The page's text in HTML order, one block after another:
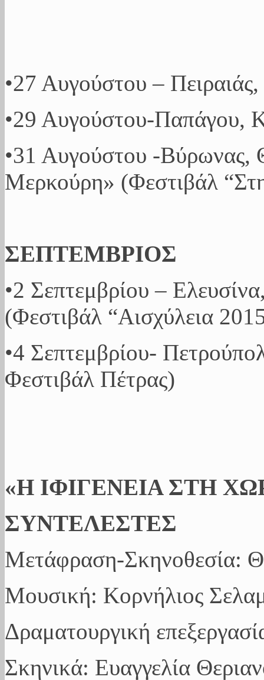
•27 Αυγούστου –
•29 Αυγούστου-Παπάγου,
•31 Αυγούστου -Βύρωνας,
Μερκούρη» (Φεστιβάλ
ΣΕΠΤΕΜΒΡΙΟΣ
•2 Σεπτεμβρίου –
(Φεστιβάλ “Aισχύλεια
•4 Σεπτεμβρίου-
Φεστιβάλ Πέτρας)
«Η ΙΦΙΓΕΝΕΙΑ ΣΤΗ
ΣΥΝΤΕΛΕΣΤΕΣ
Μετάφραση-Σκηνοθεσία:
Μουσική: Κορνήλιος
Δραματουργική
Σκηνικά: Ευαγγελία